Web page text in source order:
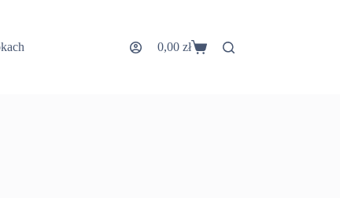
Koszyk
0,00 zł